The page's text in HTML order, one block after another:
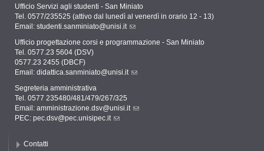
Ufficio Servizi agli studenti - San Miniato
Tel. 0577/235525 (attivo dal lunedì al venerdì in orario 12 - 13)
Email: studenti.sanminiato@unisi.it
Ufficio progettazione corsi e programmazione - San Miniato
Tel. 0577.23 5604 (DSV)
0577.23 2455 (DBCF)
Email: didattica.sanminiato@unisi.it
Segreteria amministrativa
Tel. 0577 235480/481/479/267/325
Email: amministrazione.dsv@unisi.it
PEC: pec.dsv@pec.unisipec.it
Contatti